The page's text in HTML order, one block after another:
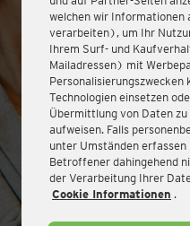
welchen wir Informationen
verarbeiten), um Ihr
Ihrem Surf- und
Mailadressen) mit
Technologien einsetzen
Übermittlung von Daten
aufweisen. Falls
unter Umständen erfassen
Betroffener dahingehend
der Verarbeitung Ihrer
Cookie Informationen .